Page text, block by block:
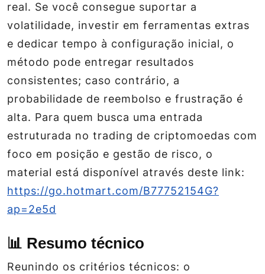
real. Se você consegue suportar a
volatilidade, investir em ferramentas extras
e dedicar tempo à configuração inicial, o
método pode entregar resultados
consistentes; caso contrário, a
probabilidade de reembolso e frustração é
alta. Para quem busca uma entrada
estruturada no trading de criptomoedas com
foco em posição e gestão de risco, o
material está disponível através deste link:
https://go.hotmart.com/B77752154G?
ap=2e5d
📊 Resumo técnico
Reunindo os critérios técnicos: o